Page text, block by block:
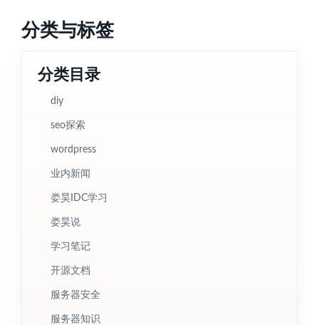
分类与标签
分类目录
diy
seo探索
wordpress
业内新闻
娄昊IDC学习
娄昊说
学习笔记
开源文档
服务器安全
服务器知识